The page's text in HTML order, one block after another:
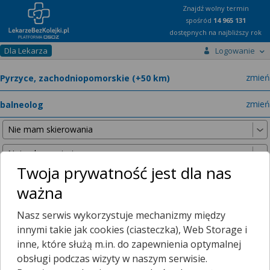
Znajdź wolny termin
spośród 14 965 131
dostępnych na najbliższy rok
Dla Lekarza Logowanie
zmień
zmień
Nie znaleźliśmy żadnych lekarzy w promieniu25 km , dlatego
zwiększyliśmy promień wyszukiwania do
50 km
Twoja prywatność jest dla nas
ważna
Nasz serwis wykorzystuje mechanizmy między
innymi takie jak cookies (ciasteczka), Web Storage i
inne, które służą m.in. do zapewnienia optymalnej
obsługi podczas wizyty w naszym serwisie.